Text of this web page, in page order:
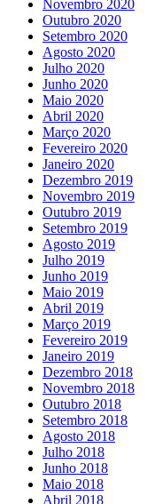
Novembro 2020
Outubro 2020
Setembro 2020
Agosto 2020
Julho 2020
Junho 2020
Maio 2020
Abril 2020
Março 2020
Fevereiro 2020
Janeiro 2020
Dezembro 2019
Novembro 2019
Outubro 2019
Setembro 2019
Agosto 2019
Julho 2019
Junho 2019
Maio 2019
Abril 2019
Março 2019
Fevereiro 2019
Janeiro 2019
Dezembro 2018
Novembro 2018
Outubro 2018
Setembro 2018
Agosto 2018
Julho 2018
Junho 2018
Maio 2018
Abril 2018